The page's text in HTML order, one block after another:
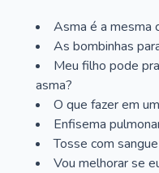
Asma é a mesma
As bombinhas
Meu filho pode
asma?
O que fazer em
Enfisema
Tosse com
Vou melhorar se